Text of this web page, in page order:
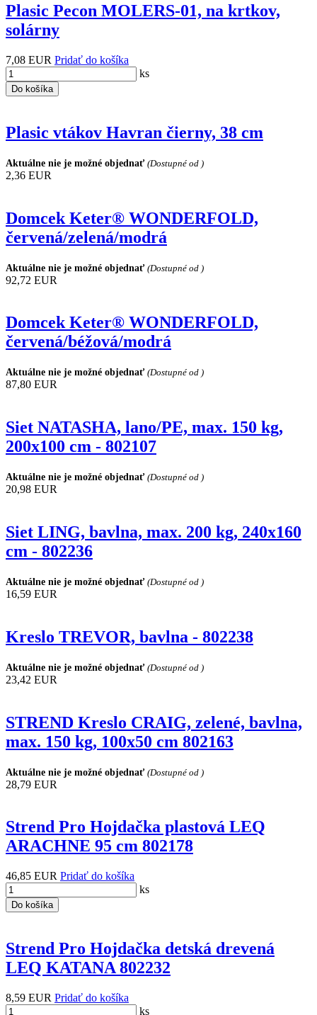
Plasic Pecon MOLERS-01, na krtkov,
solárny
7,08 EUR Pridať do košíka
ks
Do košíka
Plasic vtákov Havran čierny, 38 cm
Aktuálne nie je možné objednať (Dostupné od )
2,36 EUR
Domcek Keter® WONDERFOLD,
červená/zelená/modrá
Aktuálne nie je možné objednať (Dostupné od )
92,72 EUR
Domcek Keter® WONDERFOLD,
červená/béžová/modrá
Aktuálne nie je možné objednať (Dostupné od )
87,80 EUR
Siet NATASHA, lano/PE, max. 150 kg,
200x100 cm - 802107
Aktuálne nie je možné objednať (Dostupné od )
20,98 EUR
Siet LING, bavlna, max. 200 kg, 240x160
cm - 802236
Aktuálne nie je možné objednať (Dostupné od )
16,59 EUR
Kreslo TREVOR, bavlna - 802238
Aktuálne nie je možné objednať (Dostupné od )
23,42 EUR
STREND Kreslo CRAIG, zelené, bavlna,
max. 150 kg, 100x50 cm 802163
Aktuálne nie je možné objednať (Dostupné od )
28,79 EUR
Strend Pro Hojdačka plastová LEQ
ARACHNE 95 cm 802178
46,85 EUR Pridať do košíka
ks
Do košíka
Strend Pro Hojdačka detská drevená
LEQ KATANA 802232
8,59 EUR Pridať do košíka
ks